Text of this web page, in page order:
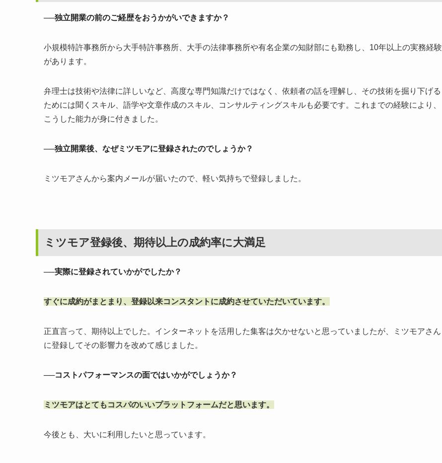
──独立開業の前のご経歴をおうかがいできますか？
小規模特許事務所から大手特許事務所、大手の法律事務所や有名企業の知財部にも勤務し、10年以上の実務経験
があります。
弁理士は技術や法律に詳しいなど、高度な専門知識だけではなく、依頼者の話を理解し、その技術を掘り下げる
ためには聞くスキル、語学や文章作成のスキル、コンサルティングスキルも必要です。これまでの経験により、
こうした能力が身に付きました。
──独立開業後、なぜミツモアに登録されたのでしょうか？
ミツモアさんから案内メールが届いたので、軽い気持ちで登録しました。
ミツモア登録後、期待以上の成約率に大満足
──実際に登録されていかがでしたか？
すぐに成約がまとまり、登録以来コンスタントに成約させていただいています。
正直言って、期待以上でした。インターネットを活用した集客は欠かせないと思っていましたが、ミツモアさん
に登録してその影響力を改めて感じました。
──コストパフォーマンスの面ではいかがでしょうか？
ミツモアはとてもコスパのいいプラットフォームだと思います。
今後とも、大いに利用したいと思っています。